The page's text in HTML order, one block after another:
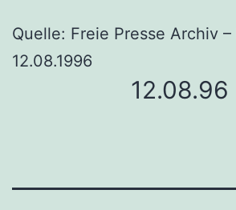
Quelle: Freie Presse Archiv
12.08.1996
12.08.96